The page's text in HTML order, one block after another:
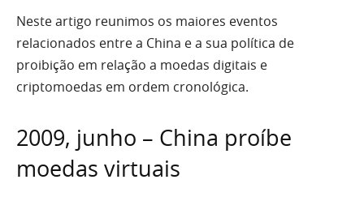
Neste artigo reunimos os maiores eventos
relacionados entre a China e a sua política de
proibição em relação a moedas digitais e
criptomoedas em ordem cronológica.
2009, junho – China proíbe
moedas virtuais